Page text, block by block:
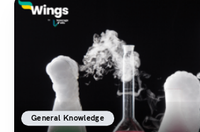
General Knowledge